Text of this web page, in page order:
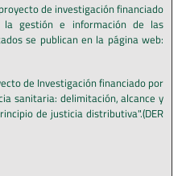
de investigación financiado
la gestión e información de las
se publican en la página web:
de Investigación financiado por
sanitaria: delimitación, alcance y
de justicia distributiva".(DER